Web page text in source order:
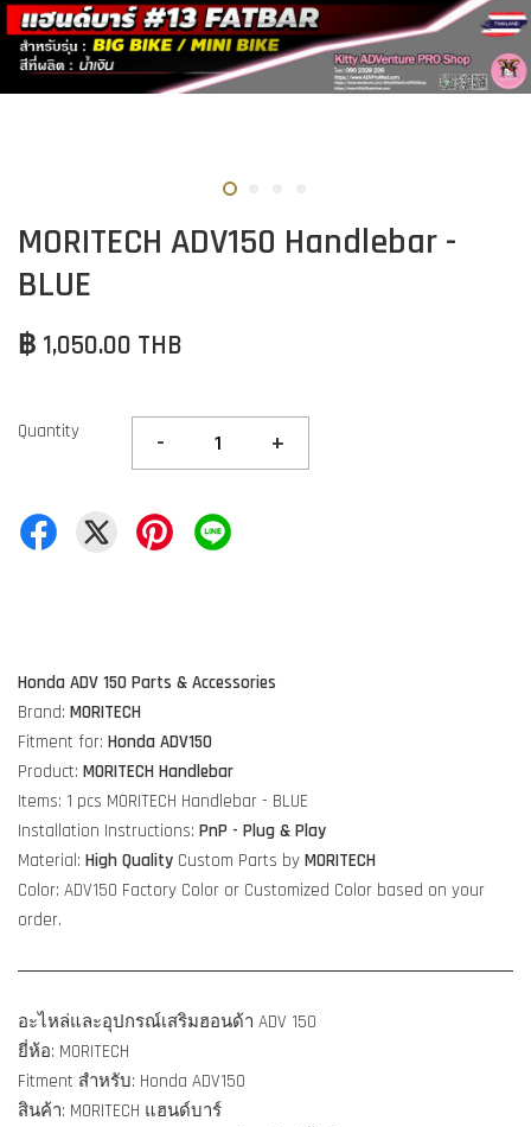
MORITECH ADV150 Handlebar -
BLUE
฿ 1,050.00 THB
Quantity - +
Honda ADV 150 Parts & Accessories
Brand: MORITECH
Fitment for: Honda ADV150
Product: MORITECH Handlebar
Items: 1 pcs MORITECH Handlebar - BLUE
Installation Instructions: PnP - Plug & Play
Material: High Quality Custom Parts by MORITECH
Color: ADV150 Factory Color or Customized Color based on your
order.
อะไหล่และอุปกรณ์เสริมฮอนด้า ADV 150
ยี่ห้อ: MORITECH
Fitment สำหรับ: Honda ADV150
สินค้า: MORITECH แฮนด์บาร์